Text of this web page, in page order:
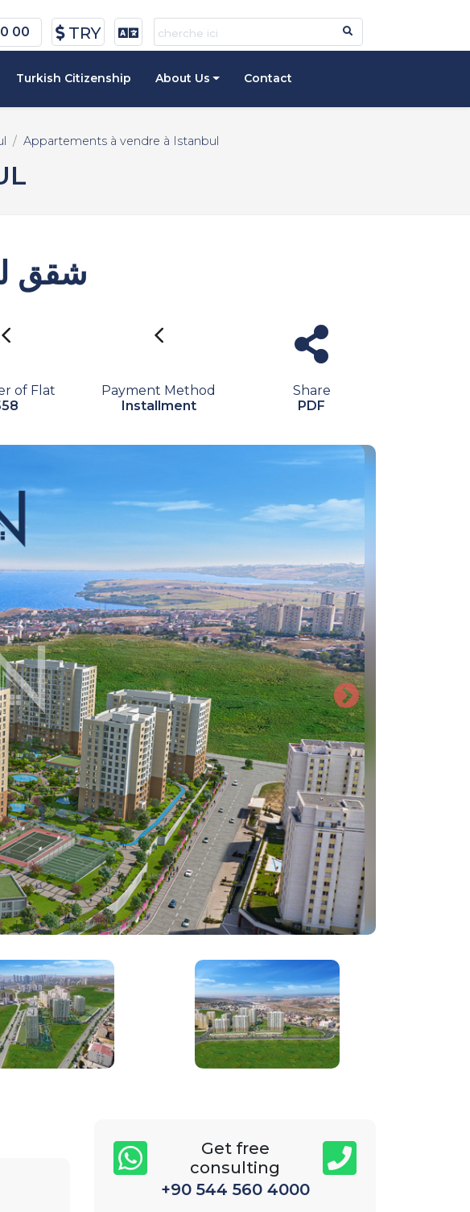
TRY
00
Turkish Citizenship About Us Contact
Appartements à vendre à Istanbul
شقق
of Flat
Payment Method
Installment
Share
PDF
Get free
consulting
+90 544 560 4000